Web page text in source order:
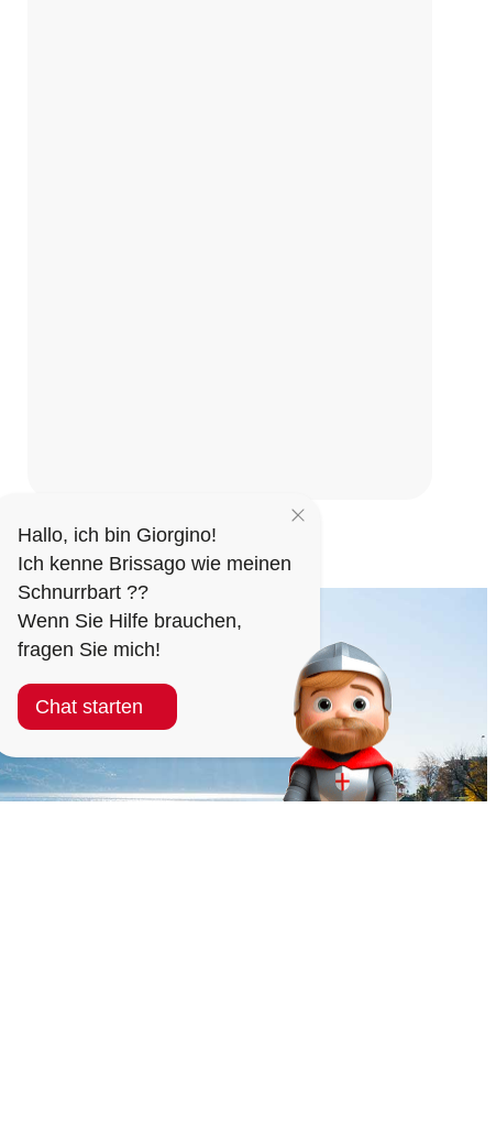
Hallo, ich bin Giorgino!
Ich kenne Brissago wie meinen
Schnurrbart ??
Wenn Sie Hilfe brauchen,
fragen Sie mich!
Chat starten